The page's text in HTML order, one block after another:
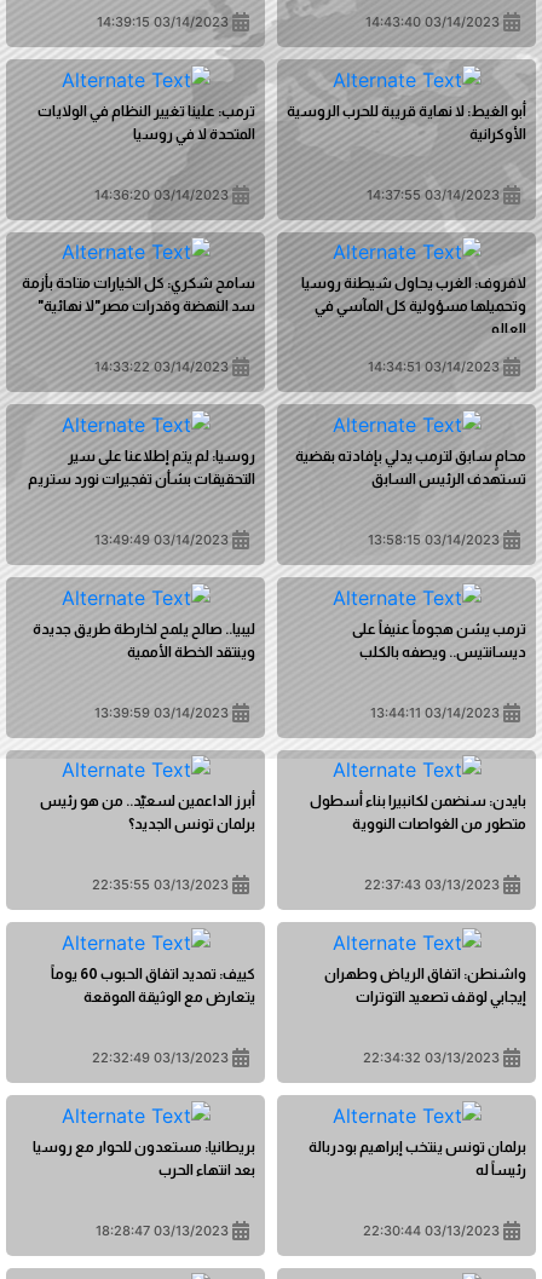
03/14/2023 14:43:40
03/14/2023 14:39:15
أبو الغيط: لا نهاية قريبة للحرب الروسية
الأوكرانية
03/14/2023 14:37:55
ترمب: علينا تغيير النظام في الولايات
المتحدة لا في روسيا
03/14/2023 14:36:20
لافروف: الغرب يحاول شيطنة روسيا
وتحميلها مسؤولية كل المآسي في
العالم
03/14/2023 14:34:51
سامح شكري: كل الخيارات متاحة بأزمة
سد النهضة وقدرات مصر"لا نهائية"
03/14/2023 14:33:22
محامٍ سابق لترمب يدلي بإفادته بقضية
تستهدف الرئيس السابق
03/14/2023 13:58:15
روسيا: لم يتم إطلاعنا على سير
التحقيقات بشأن تفجيرات نورد ستريم
03/14/2023 13:49:49
ترمب يشن هجوماً عنيفاً على
ديسانتيس.. ويصفه بالكلب
03/14/2023 13:44:11
ليبيا.. صالح يلمح لخارطة طريق جديدة
وينتقد الخطة الأممية
03/14/2023 13:39:59
بايدن: سنضمن لكانبيرا بناء أسطول
متطور من الغواصات النووية
03/13/2023 22:37:43
أبرز الداعمين لسعيّد.. من هو رئيس
برلمان تونس الجديد؟
03/13/2023 22:35:55
واشنطن: اتفاق الرياض وطهران
إيجابي لوقف تصعيد التوترات
03/13/2023 22:34:32
كييف: تمديد اتفاق الحبوب 60 يوماً
يتعارض مع الوثيقة الموقعة
03/13/2023 22:32:49
برلمان تونس ينتخب إبراهيم بودربالة
رئيساً له
03/13/2023 22:30:44
بريطانيا: مستعدون للحوار مع روسيا
بعد انتهاء الحرب
03/13/2023 18:28:47